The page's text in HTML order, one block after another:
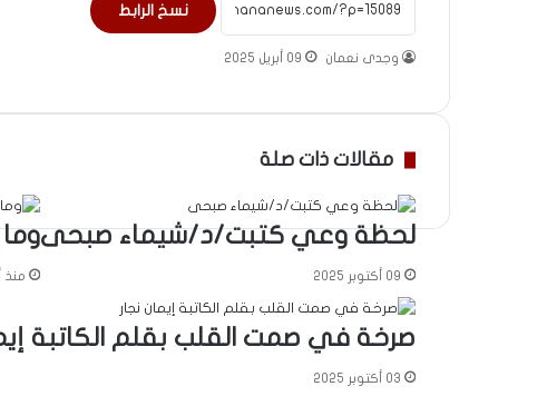
نسخ الرابط
وجدى نعمان 09 أبريل 2025
مقالات ذات صلة
لحظة وعي كتبت/د/شيماء صبحى
09 أكتوبر 2025 منذ
‏صرخة في صمت القلب ‏بقلم الكاتبة
03 أكتوبر 2025